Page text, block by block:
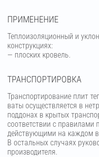
ПРИМЕНЕНИЕ
Теплоизоляционный и
конструкциях:
— плоских кровель.
ТРАНСПОРТИРОВКА
Транспортирование плит
ваты осуществляется в
поддонах в крытых
соответствии с правилами
действующими на каждом
В остальных случаях
производителя.